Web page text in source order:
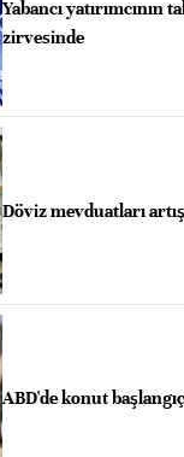
Yabancı yatırımcının
zirvesinde
Döviz mevduatları
ABD'de konut